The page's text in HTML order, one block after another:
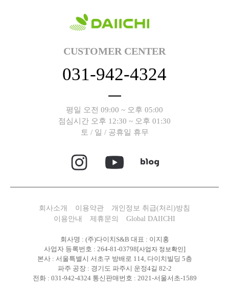
CUSTOMER CENTER
031-942-4324
평일 오전 09:00 ~ 오후 05:00
점심시간 오후 12:30 ~ 오후 01:30
토 / 일 / 공휴일 휴무
회사소개 이용약관
개인정보 취급(처리)방침
이용안내
제휴문의 Global DAIICHI
회사명 : (주)다이치S&B 대표 : 이지홍
사업자 등록번호 : 264-81-03798 [사업자 정보확인]
본사 : 서울특별시 서초구 방배로 114, 다이치빌딩 5층
파주 공장 : 경기도 파주시 운정4길 82-2
전화 : 031-942-4324 통신판매번호 : 2021-서울서초-1589